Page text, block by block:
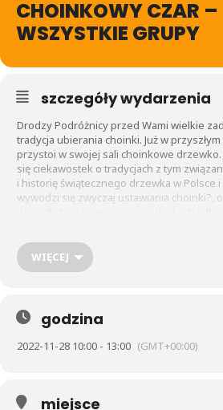
CHOINKOWY CZAR –
WSZYSTKIE GRUPY
szczegóły wydarzenia
Drodzy Podróżnicy przed Wami wielkie
tradycja ubierania choinki. Już w
przystoi w swojej sali choinkowe
się ciekawostek o tradycjach z tym
i historię świątecznego drzewka w Polsce i
wywodzi się zwyczaj ustawiania choinki?,
bawić a choinki przez Was ubrane będą
kiedykolwiek wcześniej.
WIĘCEJ
godzina
2022-11-28 10:00 - 13:00 (GMT+00:00)
miejsce